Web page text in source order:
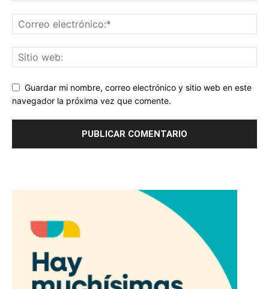
Guardar mi nombre, correo electrónico y sitio web en este
navegador la próxima vez que comente.